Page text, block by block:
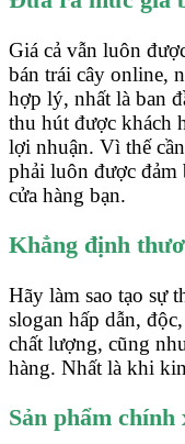
Giá cả vẫn luôn
bán trái cây online,
hợp lý, nhất là ban
thu hút được khách
lợi nhuận. Vì thế
phải luôn được đảm
cửa hàng bạn.
Khẳng định
Hãy làm sao tạo sự
slogan hấp dẫn,
chất lượng, cũng
hàng. Nhất là khi
Sản phẩm chính